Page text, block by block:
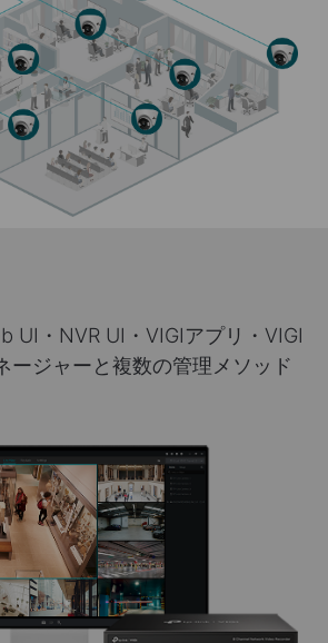
UI・NVR UI・VIGIアプリ・VIGI
ージャーと複数の管理メソッド